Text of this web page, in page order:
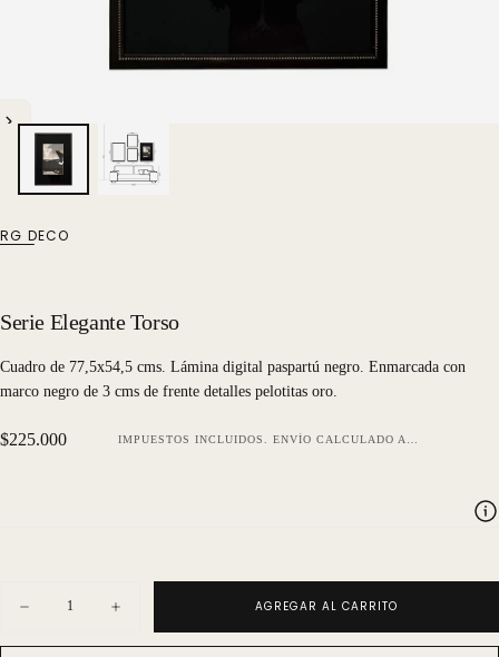
RG DECO
Serie Elegante Torso
Cuadro de 77,5x54,5 cms. Lámina digital paspartú negro. Enmarcada con
marco negro de 3 cms de frente detalles pelotitas oro.
Precio
$225.000 IMPUESTOS INCLUIDOS. ENVÍO CALCULADO AL FINALIZAR LA COMPRA.
Disminuir
para
Aumentar
cantidad
para
AGREGAR AL CARRITO